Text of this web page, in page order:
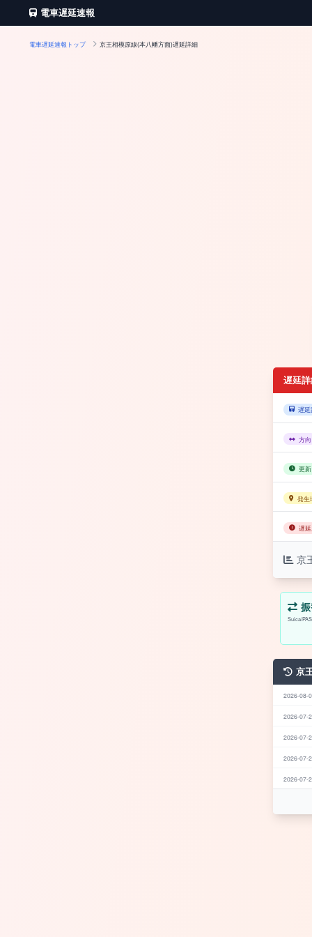
電車遅延速報
電車遅延速報トップ 京王相模原線(本八幡方面)遅延詳細
遅延
遅延
方向
更
発生
遅
京
Suica/
京
2026-08-
2026-07-
2026-07-
2026-07-
2026-07-